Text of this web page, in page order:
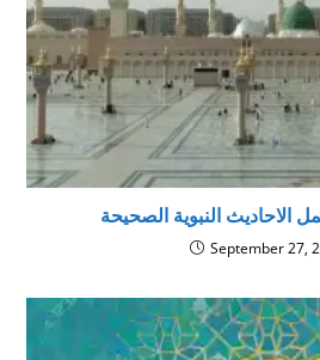
الاحاديث النبوية الصحيحة
September 27,